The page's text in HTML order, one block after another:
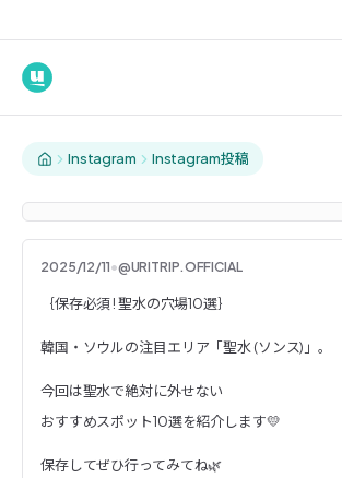
Instagram Instagram投稿
｛保存必須 ! 聖水の穴場
2025/12/11•@URITRIP.OFFICIAL
｛保存必須 ! 聖水の穴場10選｝
韓国・ソウルの注目エリア「聖水 (ソンス)」。
今回は聖水で絶対に外せない
おすすめスポット10選を紹介します💛
保存してぜひ行ってみてね🌿